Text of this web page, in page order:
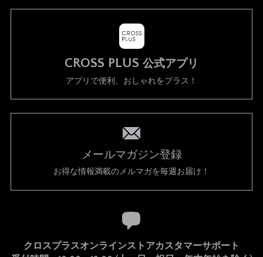
CROSS PLUS 公式アプリ
アプリで便利、おしゃれをプラス！
メールマガジン登録
お得な情報満載のメルマガを毎週お届け！
クロスプラスオンラインストアカスタマーサポート